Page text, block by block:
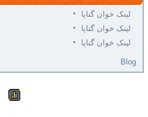
لینک خوان گناپا
لینک خوان گناپا
لینک خوان گناپا
Blog